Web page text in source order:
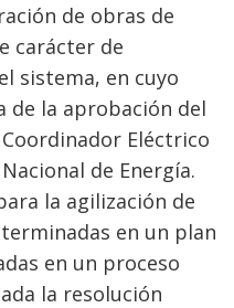
de obras de
carácter de
sistema, en cuyo
de la aprobación del
Eléctrico
de Energía.
la agilización de
en un plan
en un proceso
la resolución